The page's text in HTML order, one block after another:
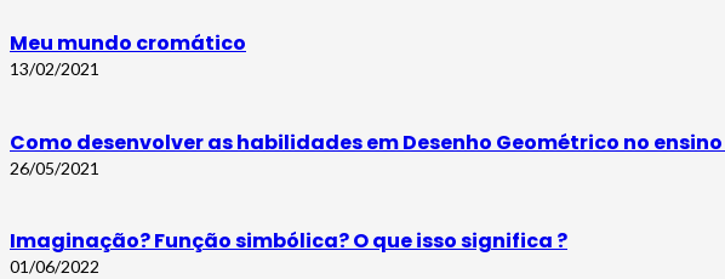
Meu mundo cromático
13/02/2021
Como desenvolver as habilidades em Desenho Geométrico no
26/05/2021
Imaginação? Função simbólica? O que isso significa ?
01/06/2022